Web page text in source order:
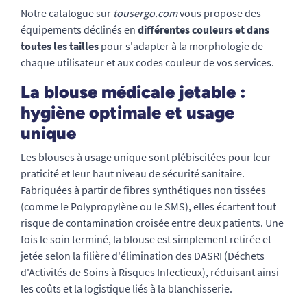
Notre catalogue sur tousergo.comvous propose des
équipements déclinés en différentes couleurs et dans
toutes les tailles pour s'adapter à la morphologie de
chaque utilisateur et aux codes couleur de vos services.
La blouse médicale jetable :
hygiène optimale et usage
unique
Les blouses à usage unique sont plébiscitées pour leur
praticité et leur haut niveau de sécurité sanitaire.
Fabriquées à partir de fibres synthétiques non tissées
(comme le Polypropylène ou le SMS), elles écartent tout
risque de contamination croisée entre deux patients. Une
fois le soin terminé, la blouse est simplement retirée et
jetée selon la filière d'élimination des DASRI (Déchets
d'Activités de Soins à Risques Infectieux), réduisant ainsi
les coûts et la logistique liés à la blanchisserie.